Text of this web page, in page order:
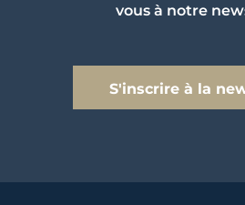
vous à notre
S'inscrire à la